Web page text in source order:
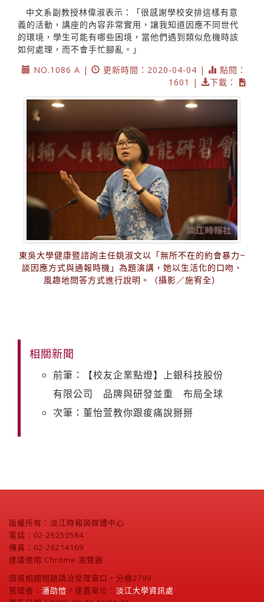
中文系副教授林偉淑表示：「很感謝學校安排這樣有意
義的活動，講座的內容非常實用，讓我知道因應不同世代
的環境，學生可能有哪些困境，當他們遇到類似危機時該
如何處理，而不會手忙腳亂。」
NO.1086 A |
更新時間：2020-04-04 |
點閱：
1601 |
下載：
東吳大學健康暨諮詢主任姚淑文以「無所不在的約會暴力~
談因應方式與通報時機」為題演講，她以生活化的口吻、
風趣地問答方式進行說明。（攝影／施宥全）
相關新聞
前筆：【校友企業點燈】上銀科技股份
有限公司 品牌與研發並重 布局全球
次筆：董怡萱教你跟痠痛說掰掰
版權所有：淡江時報與媒體中心
電話：02-26250584
傳真：02-26214169
建議使用 Chrome 瀏覽器
個資相關問題請洽受理窗口，分機2799
管理者： 潘劭愷 / 建置單位： 淡江大學資訊處